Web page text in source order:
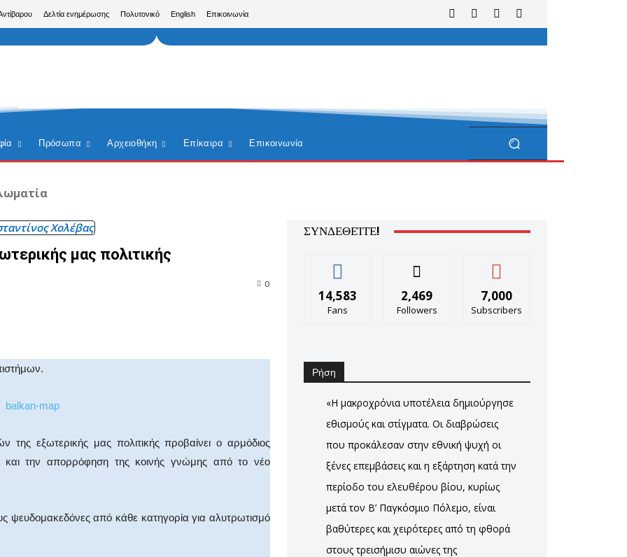
Δελτία ενημέρωσης Πολυτονικό English Επικοινωνία
Πρόσωπα Αρχειοθήκη Επίκαιρα Επικοινωνία
Χολέβας
μας πολιτικής
0
εξωτερικής μας πολιτικής προβαίνει ο αρμόδιος
και την απορρόφηση της κοινής γνώμης από το νέο
από κάθε κατηγορία για αλυτρωτισμό
ΣΥΝΔΕΘΕΊΤΕ!
14,583
Fans
2,469
Followers
7,000
Subscribers
Ρήση
«Η μακροχρόνια υποτέλεια δημιούργησε
εθισμούς και στίγματα. Οι διαβρώσεις
που προκάλεσαν στην εθνική ψυχή οι
ξένες επεμβάσεις και η εξάρτηση κατά την
περίοδο του ελευθέρου βίου, κυρίως
μετά τον Β’ Παγκόσμιο Πόλεμο, είναι
βαθύτερες και χειρότερες από τη φθορά
στους τρεισήμισυ αιώνες της